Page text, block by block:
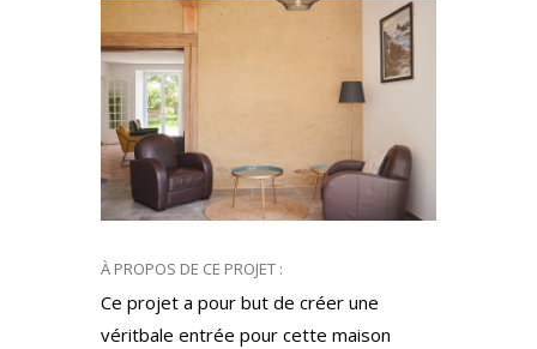
À PROPOS DE CE PROJET :
Ce projet a pour but de créer une
véritbale entrée pour cette maison